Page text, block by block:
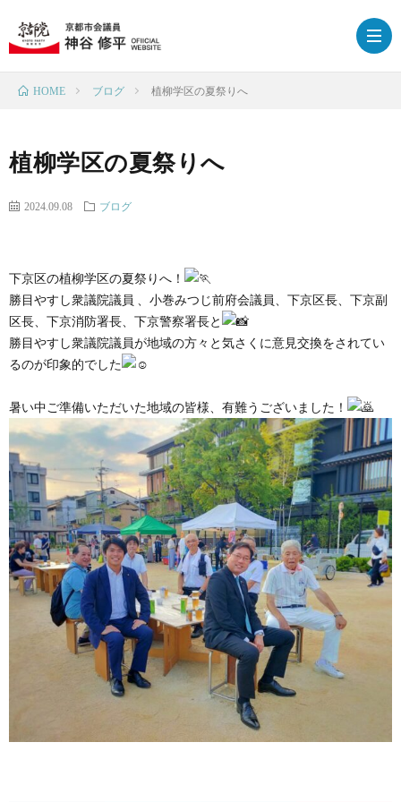
ル
区・
公
園
MAP
援
の
お
願
市
政
活
動
お
問
い
HOME ブログ 植柳学区の夏祭りへ
植柳学区の夏祭りへ
2024.09.08 ブログ
下京区の植柳学区の夏祭りへ！
勝目やすし衆議院議員 、小巻みつじ前府会議員、下京区長、下京副
区長、下京消防署長、下京警察署長と
勝目やすし衆議院議員が地域の方々と気さくに意見交換をされてい
るのが印象的でした
暑い中ご準備いただいた地域の皆様、有難うございました！